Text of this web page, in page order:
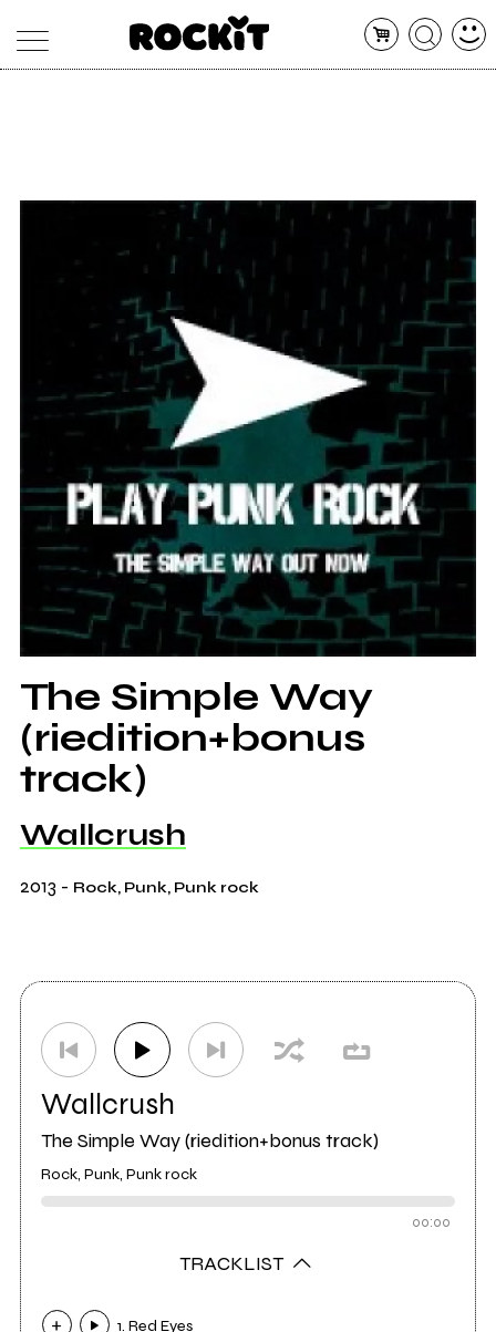
ARTISTI
CONCERTI
RADIO
The Simple Way
(riedition+bonus
track)
Wallcrush
2013 - Rock, Punk, Punk rock
Wallcrush
The Simple Way (riedition+bonus track)
Rock, Punk, Punk rock
00:00
TRACKLIST
1. Red Eyes